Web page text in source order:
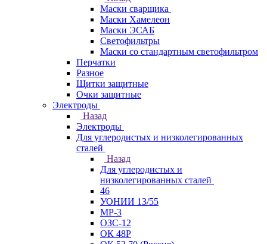
Маски сварщика
Маски Хамелеон
Маски ЭСАБ
Светофильтры
Маски со стандартным светофильтром
Перчатки
Разное
Щитки защитные
Очки защитные
Электроды
Назад
Электроды
Для углеродистых и низколегированных
сталей
Назад
Для углеродистых и
низколегированных сталей
46
УОНИИ 13/55
МР-3
ОЗС-12
ОК 48Р